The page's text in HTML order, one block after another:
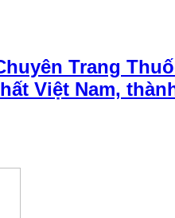
Trang
Việt Nam,